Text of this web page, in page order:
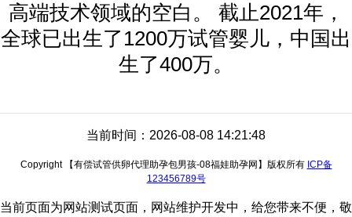
高端技术领域的空白。 截止2021年，
全球已出生了1200万试管婴儿，中国出
生了400万。
当前时间：2026-08-08 14:21:48
Copyright 【有偿试管供卵代理助孕包男孩-08福娃助孕网】版权所有 ICP备
123456789号
当前页面为网站测试页面，网站维护开发中，给您带来不便，敬